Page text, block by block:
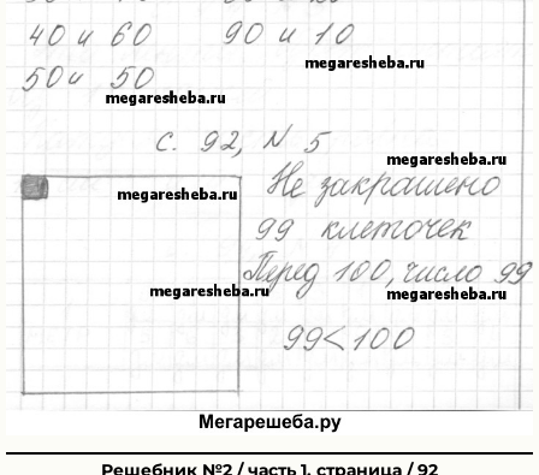
Решебник №2 / часть 1. страница / 92